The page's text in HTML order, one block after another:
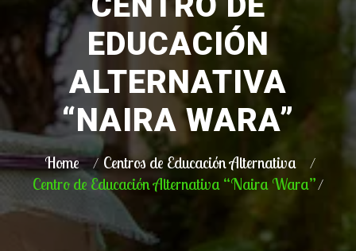
EDUCACIÓN
ALTERNATIVA
“NAIRA WARA”
Home
Centros de Educación Alternativa
Centro de Educación Alternativa “Naira Wara”